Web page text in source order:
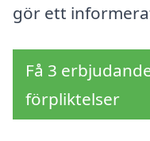
gör ett
Få 3
förpliktelser